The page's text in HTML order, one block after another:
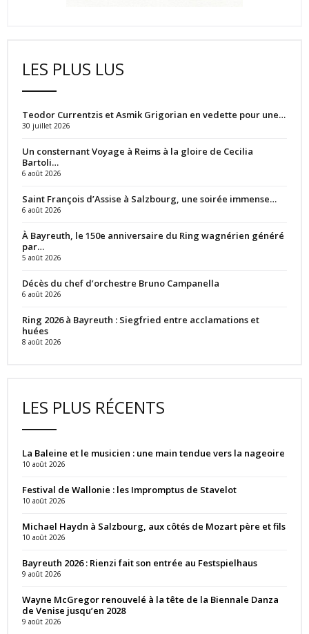
LES PLUS LUS
Teodor Currentzis et Asmik Grigorian en vedette pour une…
30 juillet 2026
Un consternant Voyage à Reims à la gloire de Cecilia
Bartoli…
6 août 2026
Saint François d’Assise à Salzbourg, une soirée immense…
6 août 2026
À Bayreuth, le 150e anniversaire du Ring wagnérien généré
par…
5 août 2026
Décès du chef d’orchestre Bruno Campanella
6 août 2026
Ring 2026 à Bayreuth : Siegfried entre acclamations et
huées
8 août 2026
LES PLUS RÉCENTS
La Baleine et le musicien : une main tendue vers la nageoire
10 août 2026
Festival de Wallonie : les Impromptus de Stavelot
10 août 2026
Michael Haydn à Salzbourg, aux côtés de Mozart père et fils
10 août 2026
Bayreuth 2026 : Rienzi fait son entrée au Festspielhaus
9 août 2026
Wayne McGregor renouvelé à la tête de la Biennale Danza
de Venise jusqu’en 2028
9 août 2026